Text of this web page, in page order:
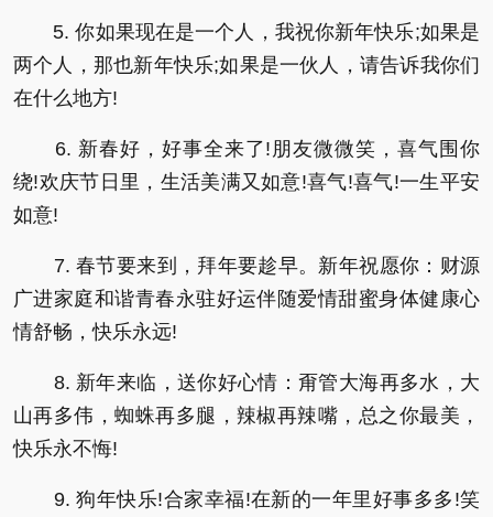
5. 你如果现在是一个人，我祝你新年快乐;如果是
两个人，那也新年快乐;如果是一伙人，请告诉我你们
在什么地方!
6. 新春好，好事全来了!朋友微微笑，喜气围你
绕!欢庆节日里，生活美满又如意!喜气!喜气!一生平安
如意!
7. 春节要来到，拜年要趁早。新年祝愿你：财源
广进家庭和谐青春永驻好运伴随爱情甜蜜身体健康心
情舒畅，快乐永远!
8. 新年来临，送你好心情：甭管大海再多水，大
山再多伟，蜘蛛再多腿，辣椒再辣嘴，总之你最美，
快乐永不悔!
9. 狗年快乐!合家幸福!在新的一年里好事多多!笑